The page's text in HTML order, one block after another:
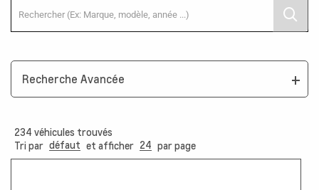
Recherche Avancée
234 véhicules trouvés
Tri par défaut et afficher 24 par page